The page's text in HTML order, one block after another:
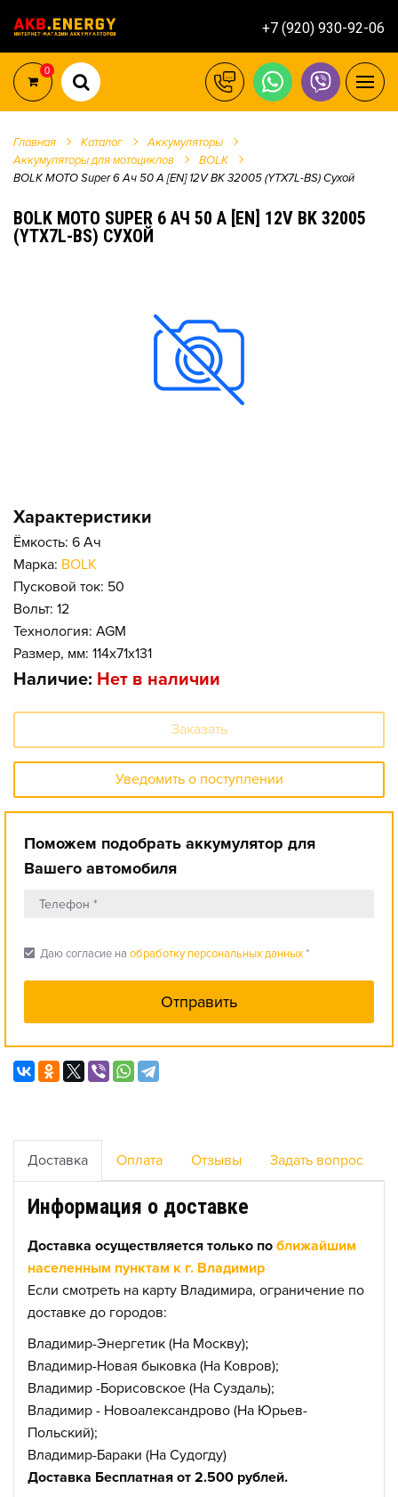
+7 (920) 930-92-06
0
Главная Каталог
Аккумуляторы
Аккумуляторы для мотоциклов
BOLK
BOLK MOTO Super 6 Ач 50 A [EN] 12V BK 32005 (YTX7L-BS) Сухой
BOLK MOTO SUPER 6 АЧ 50 A [EN] 12V BK 32005
(YTX7L-BS) СУХОЙ
Характеристики
Ёмкость: 6 Ач
Марка: BOLK
Пусковой ток: 50
Вольт: 12
Технология: AGM
Размер, мм: 114x71x131
Наличие: Нет в наличии
Заказать
Уведомить о поступлении
Поможем подобрать аккумулятор для
Вашего автомобиля
check_box Даю согласие на обработку персональных данных*
Доставка Оплата Отзывы Задать вопрос
Информация о доставке
Доставка осуществляется только по ближайшим
населенным пунктам к г. Владимир
Если смотреть на карту Владимира, ограничение по
доставке до городов:
Владимир-Энергетик (На Москву);
Владимир-Новая быковка (На Ковров);
Владимир -Борисовское (На Суздаль);
Владимир - Новоалександрово (На Юрьев-
Польский);
Владимир-Бараки (На Судогду)
Доставка Бесплатная от 2.500 рублей.